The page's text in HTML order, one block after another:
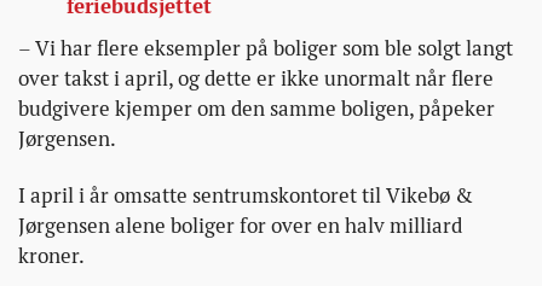
feriebudsjettet
– Vi har flere eksempler på boliger som ble solgt langt
over takst i april, og dette er ikke unormalt når flere
budgivere kjemper om den samme boligen, påpeker
Jørgensen.
I april i år omsatte sentrumskontoret til Vikebø &
Jørgensen alene boliger for over en halv milliard
kroner.